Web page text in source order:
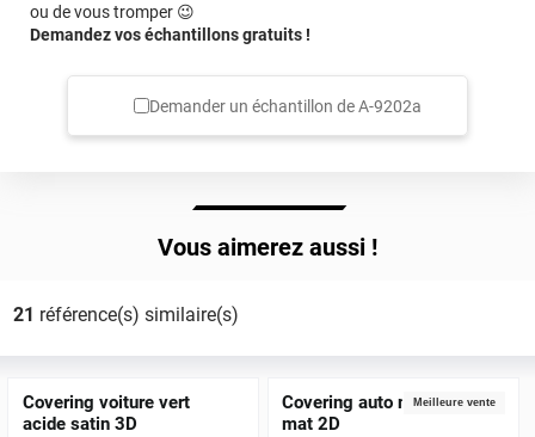
ou de vous tromper 😉
Demandez vos échantillons gratuits !
Demander un échantillon deA-9202a
Vous aimerez aussi !
21 référence(s) similaire(s)
Covering voiture vert
acide satin 3D
Meilleure vente
Covering auto noir
mat 2D